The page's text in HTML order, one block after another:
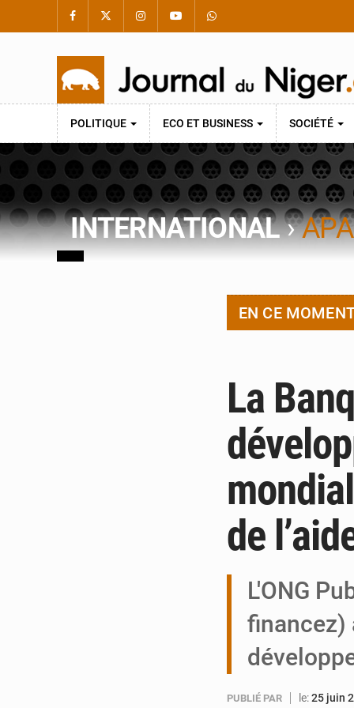
POLITIQUE ECO ET BUSINESS SOCIÉTÉ
INTERNATIONAL›APA
EN CE
La
de
L'ONG
financez)
PUBLIÉ PAR le:25 juin